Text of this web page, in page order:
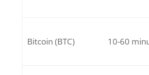
Bitcoin (BTC) 10-60